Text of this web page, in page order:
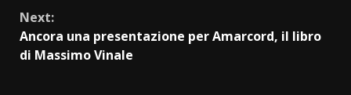
Next:
Ancora una presentazione per Amarcord, il libro
di Massimo Vinale